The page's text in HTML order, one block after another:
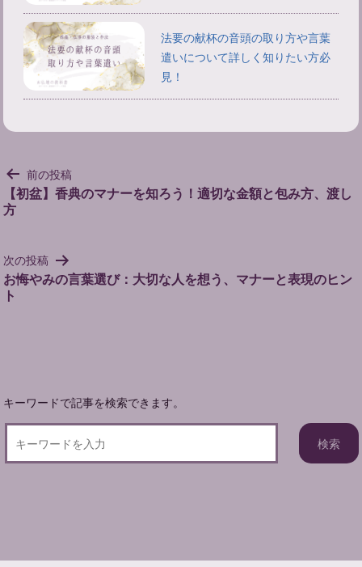
法要の献杯の音頭の取り方や言葉
遣いについて詳しく知りたい方必
見！
投
稿
ナ
ゲ
ー
シ
ョ
前の投稿
【初盆】香典のマナーを知ろう！適切な金額と包み方、渡し
方
次の投稿
お悔やみの言葉選び：大切な人を想う、マナーと表現のヒン
ト
キーワードで記事を検索できます。